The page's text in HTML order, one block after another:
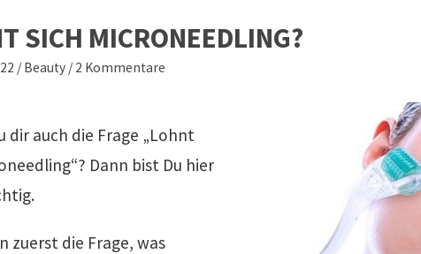
SICH MICRONEEDLING?
/ Beauty / 2 Kommentare
dir auch die Frage „Lohnt
Dann bist Du hier
zuerst die Frage, was